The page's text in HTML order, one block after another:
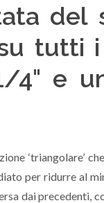
del
tutti
4" e
‘triangolare’
per ridurre al
dai precedenti,